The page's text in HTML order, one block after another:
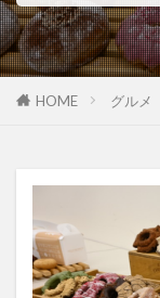
HOME グルメ